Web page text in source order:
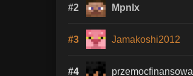
#2 Mpnlx
#3 Jamakoshi2012
#4 przemocfinansowa